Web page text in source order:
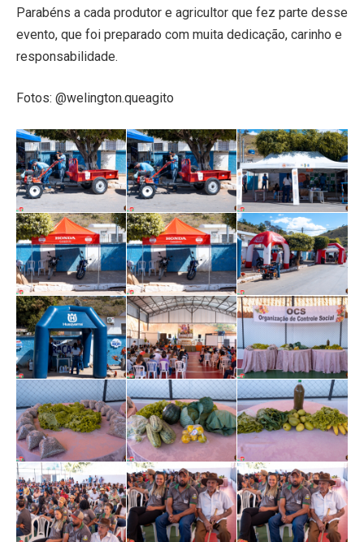
Parabéns a cada produtor e agricultor que fez parte desse
evento, que foi preparado com muita dedicação, carinho e
responsabilidade.
Fotos: @welington.queagito